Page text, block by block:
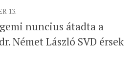
13.
nuncius átadta a
Német László SVD érsek